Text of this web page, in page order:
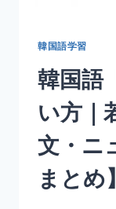
【例
文・
ニ
ュ
ア
ス・
似
韓国語学習
韓国語
い方｜
文・ニ
まとめ】